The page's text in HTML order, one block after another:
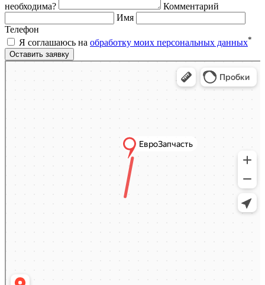
необходима?
Комментарий
Имя
Телефон
Я соглашаюсь на обработку моих персональных данных*
Яндекс.Карты — поиск мест и адресов, городской транспорт